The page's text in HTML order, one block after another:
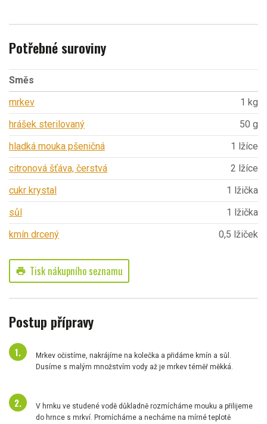
Potřebné suroviny
Směs
mrkev
1 kg
hrášek sterilovaný
50 g
hladká mouka pšeničná
1 lžíce
citronová šťáva, čerstvá
2 lžíce
cukr krystal
1 lžička
sůl
1 lžička
kmín drcený
0,5 lžiček
print Tisk nákupního seznamu
Postup přípravy
Mrkev očistíme, nakrájíme na kolečka a přidáme kmín a sůl.
Dusíme s malým množstvím vody až je mrkev téměř měkká.
V hrnku ve studené vodě důkladně rozmícháme mouku a přilijeme
do hrnce s mrkví. Promícháme a necháme na mírné teplotě